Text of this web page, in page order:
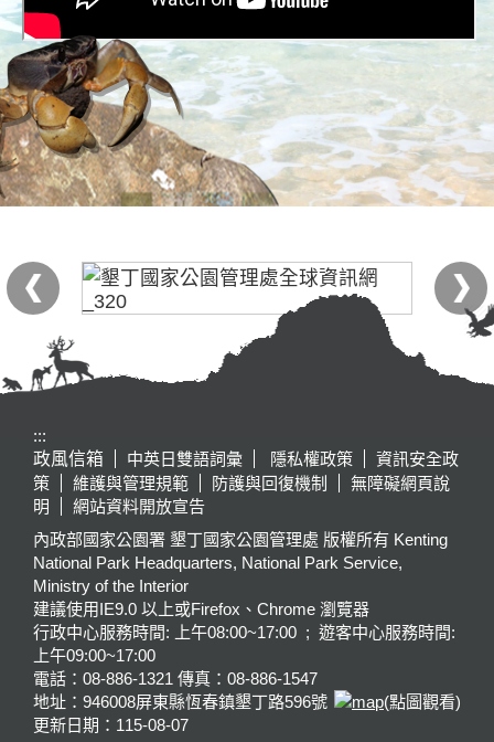
:::
政風信箱
中英日雙語詞彙 隱私權政策
資訊安全政
策
維護與管理規範 防護與回復機制
無障礙網頁說
明
網站資料開放宣告
內政部國家公園署 墾丁國家公園管理處 版權所有 Kenting
National Park Headquarters, National Park Service,
Ministry of the Interior
建議使用IE9.0 以上或Firefox、Chrome 瀏覽器
行政中心服務時間: 上午08:00~17:00 ; 遊客中心服務時間:
上午09:00~17:00
電話：08-886-1321 傳真：08-886-1547
地址：946008屏東縣恆春鎮墾丁路596號
(點圖觀看)
更新日期： 115-08-07